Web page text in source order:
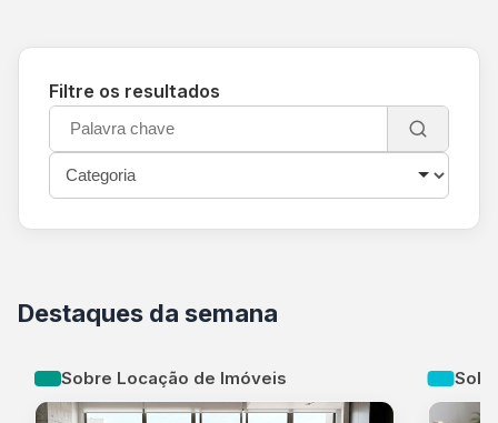
Filtre os resultados
Destaques da semana
Sobre Locação de Imóveis